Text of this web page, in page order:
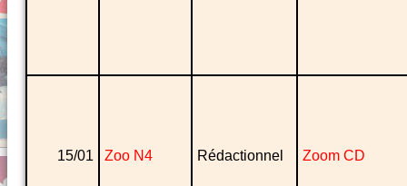
15/01 Zoo N4 Rédactionnel Zoom CD